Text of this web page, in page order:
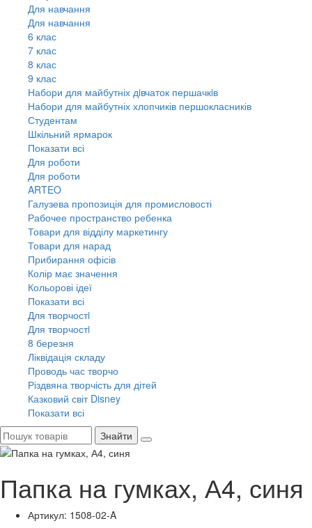
Для навчання
Для навчання
6 клас
7 клас
8 клас
9 клас
Набори для майбутніх дiвчаток першачкiв
Набори для майбутніх хлопчиків першокласників
Студентам
Шкільний ярмарок
Показати всі
Для роботи
Для роботи
ARTEO
Галузева пропозиція для промисловості
Рабочее пространство ребенка
Товари для відділу маркетингу
Товари для нарад
Прибирання офісів
Колір має значення
Кольорові ідеї
Показати всі
Для творчостi
Для творчостi
8 березня
Ліквідація складу
Проводь час творчо
Різдвяна творчість для дітей
Казковий світ Disney
Показати всі
Знайти
Папка на гумках, А4, синя
Артикул: 1508-02-A